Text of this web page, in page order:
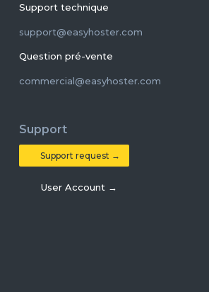
Support technique
support@easyhoster.com
Question pré-vente
commercial@easyhoster.com
Support
Support request →
User Account →